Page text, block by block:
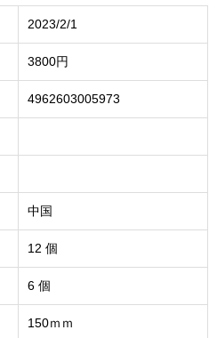
2023/2/1
3800円
4962603005973
中国
12 個
6 個
150ｍｍ